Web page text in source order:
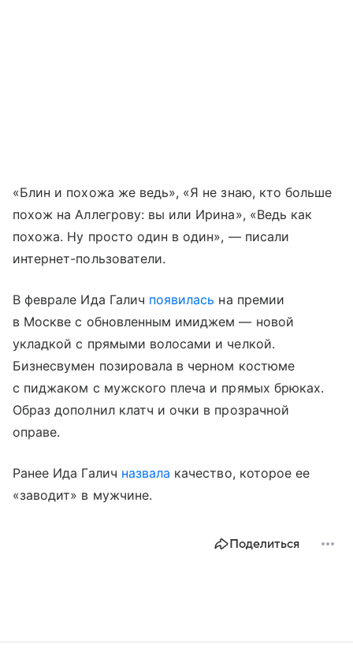
«Блин и похожа же ведь», «Я не знаю, кто больше
похож на Аллегрову: вы или Ирина», «Ведь как
похожа. Ну просто один в один», — писали
интернет-пользователи.
В феврале Ида Галич появилась на премии
в Москве с обновленным имиджем — новой
укладкой с прямыми волосами и челкой.
Бизнесвумен позировала в черном костюме
с пиджаком с мужского плеча и прямых брюках.
Образ дополнил клатч и очки в прозрачной
оправе.
Ранее Ида Галич назвала качество, которое ее
«заводит» в мужчине.
Поделиться